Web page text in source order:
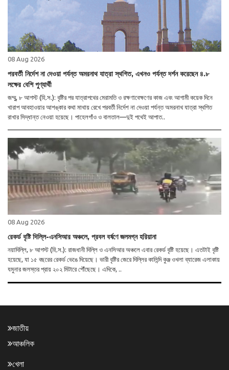
08 Aug 2026
পরবর্তী নির্দেশ না দেওয়া পর্যন্ত অমরনাথ যাত্রা স্থগিত, এখনও পর্যন্ত দর্শন করেছেন ৪.৮
লক্ষের বেশি পুণ্যার্থী
জম্মু, ৮ আগস্ট (হি.স.): বৃষ্টির পর যাত্রাপথের মেরামতি ও রক্ষণাবেক্ষণের কাজ এবং আগামী কয়েক দিনে
খারাপ আবহাওয়ার আশঙ্কার কথা মাথায় রেখে পরবর্তী নির্দেশ না দেওয়া পর্যন্ত অমরনাথ যাত্রা স্থগিত
রাখার সিদ্ধান্ত নেওয়া হয়েছে। পাহেলগাঁও ও বালতাল—দুই পথেই আপাত..
08 Aug 2026
রেকর্ড বৃষ্টি দিল্লি-এনসিআর অঞ্চলে, প্রবল বর্ষণে জলমগ্ন হরিয়ানা
নয়াদিল্লি, ৮ আগস্ট (হি.স.): রাজধানী দিল্লি ও এনসিআর অঞ্চলে এবার রেকর্ড বৃষ্টি হয়েছে। এতটাই বৃষ্টি
হয়েছে, যা ১৫ বছরের রেকর্ড ভেঙে দিয়েছে। ভারী বৃষ্টির জেরে দিল্লির কালিন্দি কুঞ্জ ওখলা ব্যারেজ এলাকায়
যমুনার জলস্তর প্রায় ২০২ মিটারে পৌঁছেছে। এদিকে, ..
জাতীয়
আঞ্চলিক
খেলা